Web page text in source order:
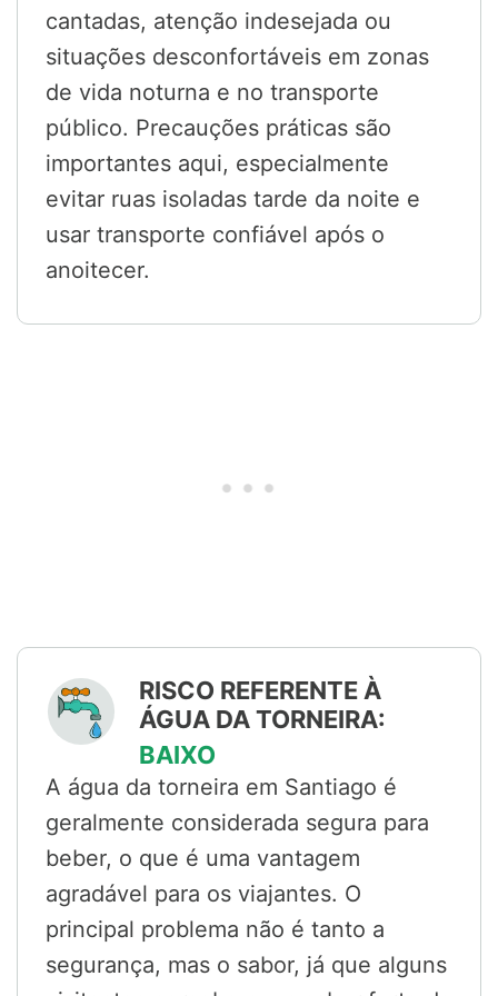
cantadas, atenção indesejada ou
situações desconfortáveis em zonas
de vida noturna e no transporte
público. Precauções práticas são
importantes aqui, especialmente
evitar ruas isoladas tarde da noite e
usar transporte confiável após o
anoitecer.
RISCO REFERENTE À
ÁGUA DA TORNEIRA:
BAIXO
A água da torneira em Santiago é
geralmente considerada segura para
beber, o que é uma vantagem
agradável para os viajantes. O
principal problema não é tanto a
segurança, mas o sabor, já que alguns